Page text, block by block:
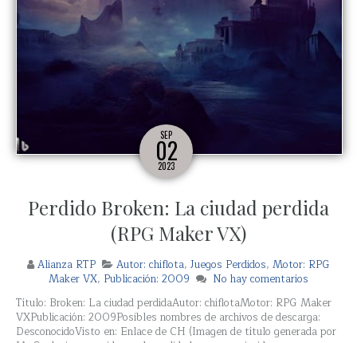
SEP
02
2023
Perdido Broken: La ciudad perdida
(RPG Maker VX)
Alianza RTP Autor: chiflota, Juegos Perdidos, Motor: RPG
Maker VX, Publicación: 2009
No hay comentarios
Título: Broken: La ciudad perdidaAutor: chiflotaMotor: RPG Maker
VXPublicación: 2009Posibles nombres de archivos de descarga:
DesconocidoVisto en: Enlace de CH (Imagen de título generada por